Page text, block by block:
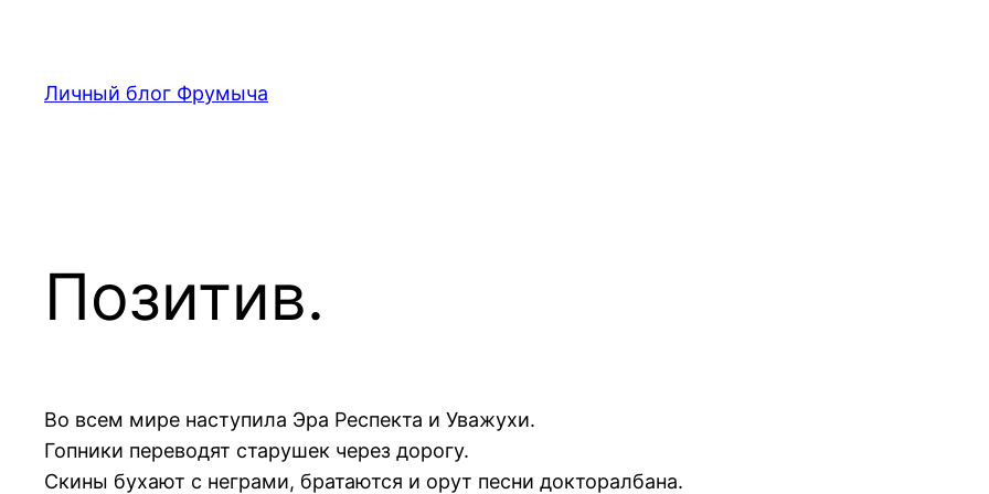
содержимому
Личный блог Фрумыча
Позитив.
Во всем мире наступила Эра Респекта и Уважухи.
Гопники переводят старушек через дорогу.
Скины бухают с неграми, братаются и орут песни докторалбана.